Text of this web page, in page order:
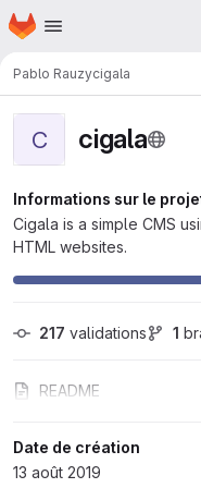
Passer au contenu principal
Page d'accueil
Pablo Rauzycigala
C cigala
Informations sur le
Cigala is a simple CMS
HTML websites.
217 validations 1
README
Date de création
13 août 2019